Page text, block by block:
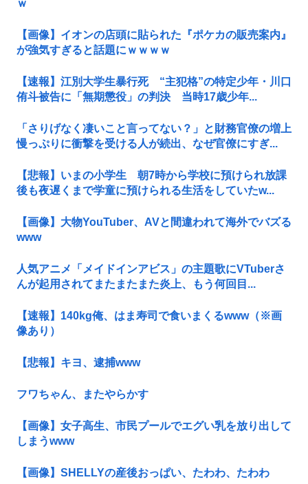
ｗ
【画像】イオンの店頭に貼られた『ポケカの販売案内』
が強気すぎると話題にｗｗｗｗ
【速報】江別大学生暴行死 “主犯格”の特定少年・川口
侑斗被告に「無期懲役」の判決 当時17歳少年...
「さりげなく凄いこと言ってない？」と財務官僚の増上
慢っぷりに衝撃を受ける人が続出、なぜ官僚にすぎ...
【悲報】いまの小学生 朝7時から学校に預けられ放課
後も夜遅くまで学童に預けられる生活をしていたw...
【画像】大物YouTuber、AVと間違われて海外でバズる
www
人気アニメ「メイドインアビス」の主題歌にVTuberさ
んが起用されてまたまたまた炎上、もう何回目...
【速報】140kg俺、はま寿司で食いまくるwww（※画
像あり）
【悲報】キヨ、逮捕www
フワちゃん、またやらかす
【画像】女子高生、市民プールでエグい乳を放り出して
しまうwww
【画像】SHELLYの産後おっぱい、たわわ、たわわ